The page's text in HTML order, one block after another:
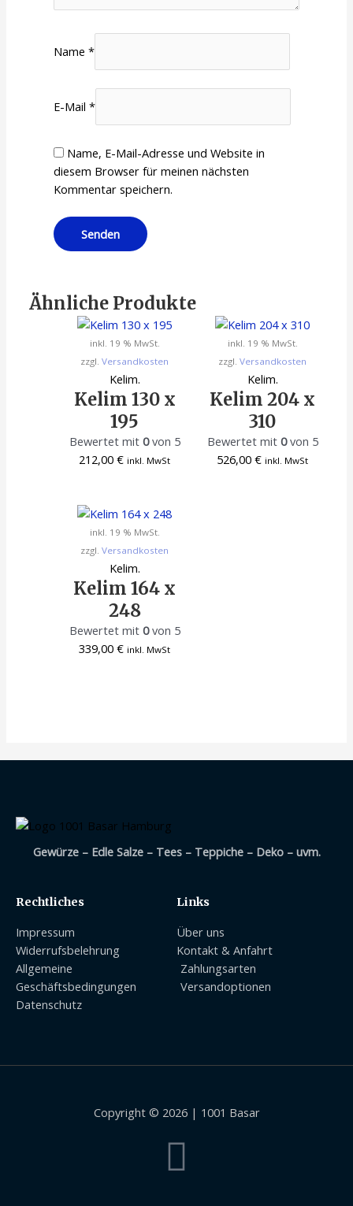
Name*
E-Mail*
Name, E-Mail-Adresse und Website in
diesem Browser für meinen nächsten
Kommentar speichern.
Ähnliche Produkte
inkl. 19 % MwSt.
zzgl.Versandkosten
Kelim.
Kelim 130 x
195
Bewertet mit 0von 5
212,00€ inkl. MwSt
inkl. 19 % MwSt.
zzgl.Versandkosten
Kelim.
Kelim 204 x
310
Bewertet mit 0von 5
526,00€ inkl. MwSt
inkl. 19 % MwSt.
zzgl.Versandkosten
Kelim.
Kelim 164 x
248
Bewertet mit 0von 5
339,00€ inkl. MwSt
Gewürze – Edle Salze – Tees – Teppiche – Deko – uvm.
Rechtliches
Impressum
Widerrufsbelehrung
Allgemeine
Geschäftsbedingungen
Datenschutz
Links
Über uns
Kontakt & Anfahrt
Zahlungsarten
Versandoptionen
Copyright © 2026 | 1001 Basar